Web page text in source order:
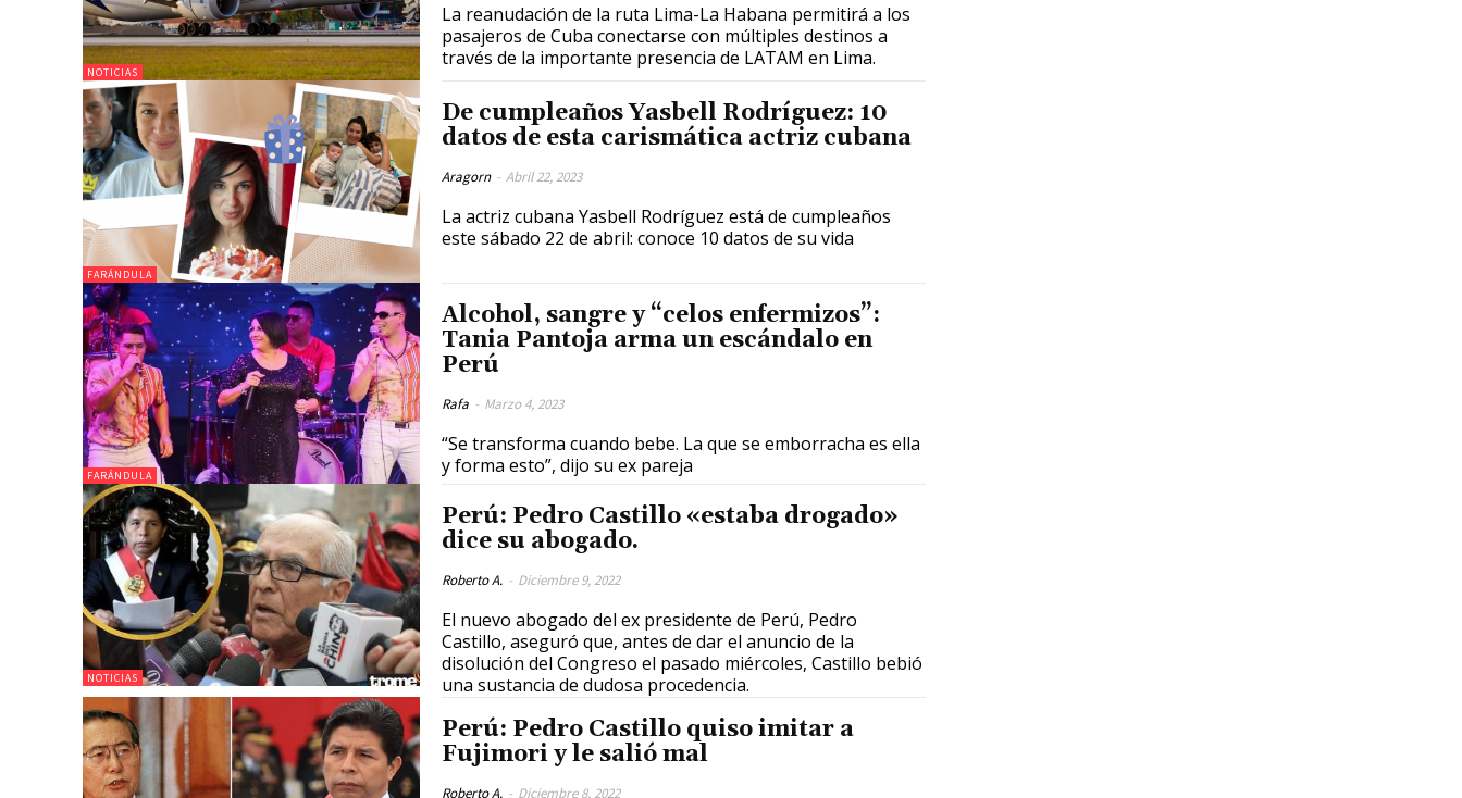
NOTICIAS
La reanudación de la ruta Lima-La Habana permitirá a los
pasajeros de Cuba conectarse con múltiples destinos a
través de la importante presencia de LATAM en Lima.
FARÁNDULA
De cumpleaños Yasbell Rodríguez: 10
datos de esta carismática actriz cubana
Aragorn - Abril 22, 2023
La actriz cubana Yasbell Rodríguez está de cumpleaños
este sábado 22 de abril: conoce 10 datos de su vida
FARÁNDULA
Alcohol, sangre y “celos enfermizos”:
Tania Pantoja arma un escándalo en
Perú
Rafa - Marzo 4, 2023
“Se transforma cuando bebe. La que se emborracha es ella
y forma esto”, dijo su ex pareja
NOTICIAS
Perú: Pedro Castillo «estaba drogado»
dice su abogado.
Roberto A. - Diciembre 9, 2022
El nuevo abogado del ex presidente de Perú, Pedro
Castillo, aseguró que, antes de dar el anuncio de la
disolución del Congreso el pasado miércoles, Castillo bebió
una sustancia de dudosa procedencia.
Perú: Pedro Castillo quiso imitar a
Fujimori y le salió mal
Roberto A. - Diciembre 8, 2022